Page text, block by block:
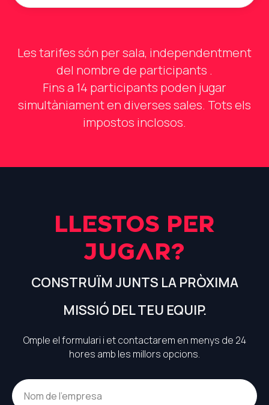
Les tarifes són per sala, independentment
del nombre de participants .
Fins a 14 participants poden jugar
simultàniament en diverses sales. Tots els
impostos inclosos.
LLESTOS PER
JUGAR?
CONSTRUÏM JUNTS LA PRÒXIMA
MISSIÓ DEL TEU EQUIP.
Omple el formulari i et contactarem en menys de 24
hores amb les millors opcions.
Nom de l’empresa